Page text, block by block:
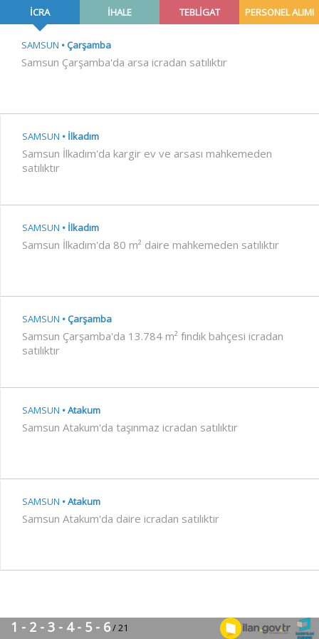
İCRA İHALE TEBLİGAT PERSONEL ALIMI
SAMSUN Çarşamba
Samsun Çarşamba'da arsa icradan satılıktır
SAMSUN İlkadım
Samsun İlkadım'da kargir ev ve arsası mahkemeden
satılıktır
SAMSUN İlkadım
Samsun İlkadım'da 80 m² daire mahkemeden satılıktır
SAMSUN Çarşamba
Samsun Çarşamba'da 13.784 m² fındık bahçesi icradan
satılıktır
SAMSUN Atakum
Samsun Atakum'da taşınmaz icradan satılıktır
SAMSUN Atakum
Samsun Atakum'da daire icradan satılıktır
1 - 2 - 3 - 4 - 5 - 6/ 21